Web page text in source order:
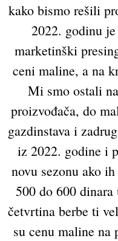
kako bismo rešili
2022. godinu
marketinški
ceni maline, a na
Mi smo ostali
proizvođača, do
gazdinstava i
iz 2022. godine i
novu sezonu ako
500 do 600
četvrtina berbe ti
su cenu maline na